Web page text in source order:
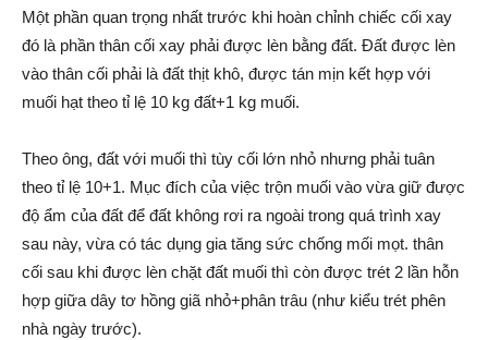
Một phần quan trọng nhất trước khi hoàn chỉnh chiếc cối xay
đó là phần thâ‌n cối xay phải được lèn bằng đất. Đất được lèn
vào thâ‌n cối phải là đất thịt khô, được tán mịn kết hợp với
muối hạt theo tỉ lệ 10 kg đất+1 kg muối.
Theo ông, đất với muối thì tùy cối lớn nhỏ nhưng phải tuân
theo tỉ lệ 10+1. Mục đích của việc trộn muối vào vừa giữ được
độ ẩm của đất để đất không rơi ra ngoài trong quá trình xay
sau này, vừa có tác dụng gia tăng sức chống mối mọt. thâ‌n
cối sau khi được lèn chặ‌t đất muối thì còn được trét 2 lần hỗn
hợp giữa dây tơ hồng giã nhỏ+phâ‌n trâu (như kiểu trét phên
nhà ngày trước).